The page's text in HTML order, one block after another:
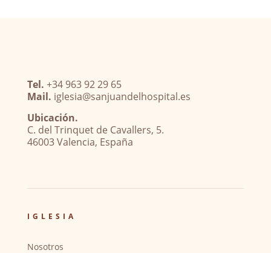
Tel. +34 963 92 29 65
Mail. iglesia@sanjuandelhospital.es
Ubicación.
C. del Trinquet de Cavallers, 5.
46003 Valencia, España
IGLESIA
Nosotros